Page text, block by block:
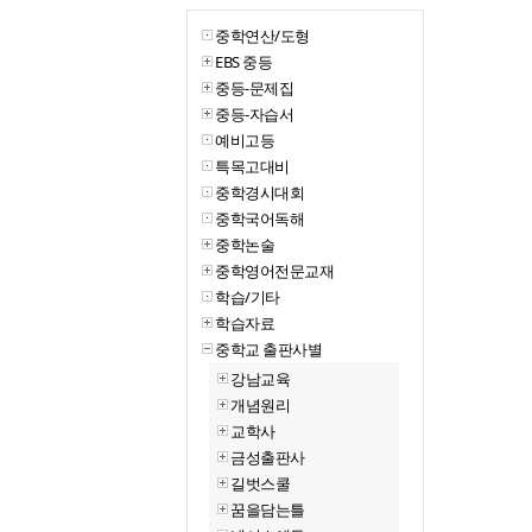
중학연산/도형
EBS 중등
중등-문제집
중등-자습서
예비고등
특목고대비
중학경시대회
중학국어독해
중학논술
중학영어전문교재
학습/기타
학습자료
중학교 출판사별
강남교육
개념원리
교학사
금성출판사
길벗스쿨
꿈을담는틀